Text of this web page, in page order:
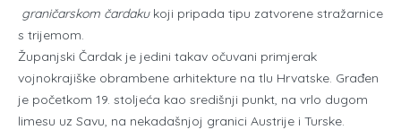
graničarskom čardakukoji pripada tipu zatvorene stražarnice
s trijemom.
Županjski Čardak je jedini takav očuvani primjerak
vojnokrajiške obrambene arhitekture na tlu Hrvatske. Građen
je početkom 19. stoljeća kao središnji punkt, na vrlo dugom
limesu uz Savu, na nekadašnjoj granici Austrije i Turske.